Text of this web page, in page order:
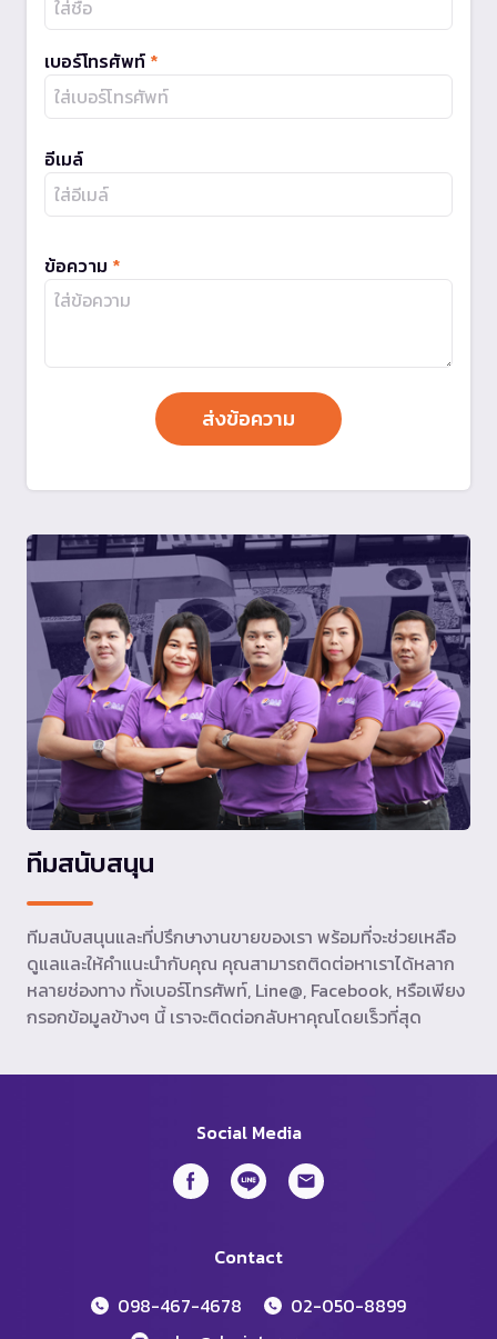
เบอร์โทรศัพท์ *
อีเมล์
ข้อความ *
ทีมสนับสนุน
ทีมสนับสนุนและที่ปรึกษางานขายของเรา พร้อมที่จะช่วยเหลือ
ดูแลและให้คำแนะนำกับคุณ คุณสามารถติดต่อหาเราได้หลาก
หลายช่องทาง ทั้งเบอร์โทรศัพท์, Line@, Facebook, หรือเพียง
กรอกข้อมูลข้างๆ นี้ เราจะติดต่อกลับหาคุณโดยเร็วที่สุด
Social Media
Contact
098-467-4678
02-050-8899